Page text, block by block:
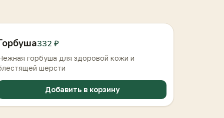
332 ₽
горбуша для здоровой кожи и
шерсти
Добавить в корзину